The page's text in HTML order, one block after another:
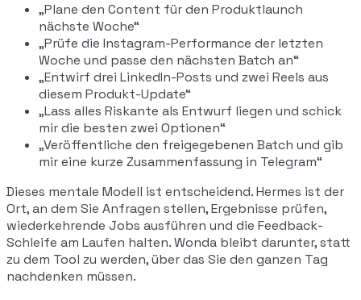
„Plane den Content für den Produktlaunch
nächste Woche“
„Prüfe die Instagram-Performance der letzten
Woche und passe den nächsten Batch an“
„Entwirf drei LinkedIn-Posts und zwei Reels aus
diesem Produkt-Update“
„Lass alles Riskante als Entwurf liegen und schick
mir die besten zwei Optionen“
„Veröffentliche den freigegebenen Batch und gib
mir eine kurze Zusammenfassung in Telegram“
Dieses mentale Modell ist entscheidend. Hermes ist der
Ort, an dem Sie Anfragen stellen, Ergebnisse prüfen,
wiederkehrende Jobs ausführen und die Feedback-
Schleife am Laufen halten. Wonda bleibt darunter, statt
zu dem Tool zu werden, über das Sie den ganzen Tag
nachdenken müssen.